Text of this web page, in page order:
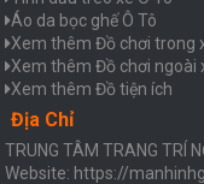
Áo da bọc ghế Ô Tô
Xem thêm Đồ chơi trong
Xem thêm Đồ chơi ngoài
Xem thêm Đồ tiện ích
Địa Chỉ
TRUNG TÂM TRANG TRÍ
Website: https://